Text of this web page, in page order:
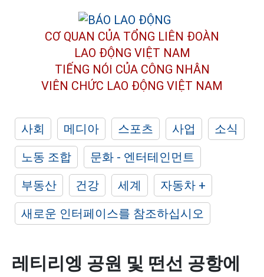
CƠ QUAN CỦA TỔNG LIÊN ĐOÀN
LAO ĐỘNG VIỆT NAM
TIẾNG NÓI CỦA CÔNG NHÂN
VIÊN CHỨC LAO ĐỘNG VIỆT NAM
사회 메디아 스포츠 사업
소식
노동 조합
문화 - 엔터테인먼트
부동산
건강 세계
자동차 +
새로운 인터페이스를 참조하십시오
레티리엥 공원 및 떤선 공항에